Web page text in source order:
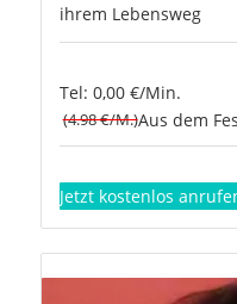
ihrem Lebensweg
Tel: 0,00 €/Min.
(4.98 €/M.)Aus dem
Jetzt kostenlos